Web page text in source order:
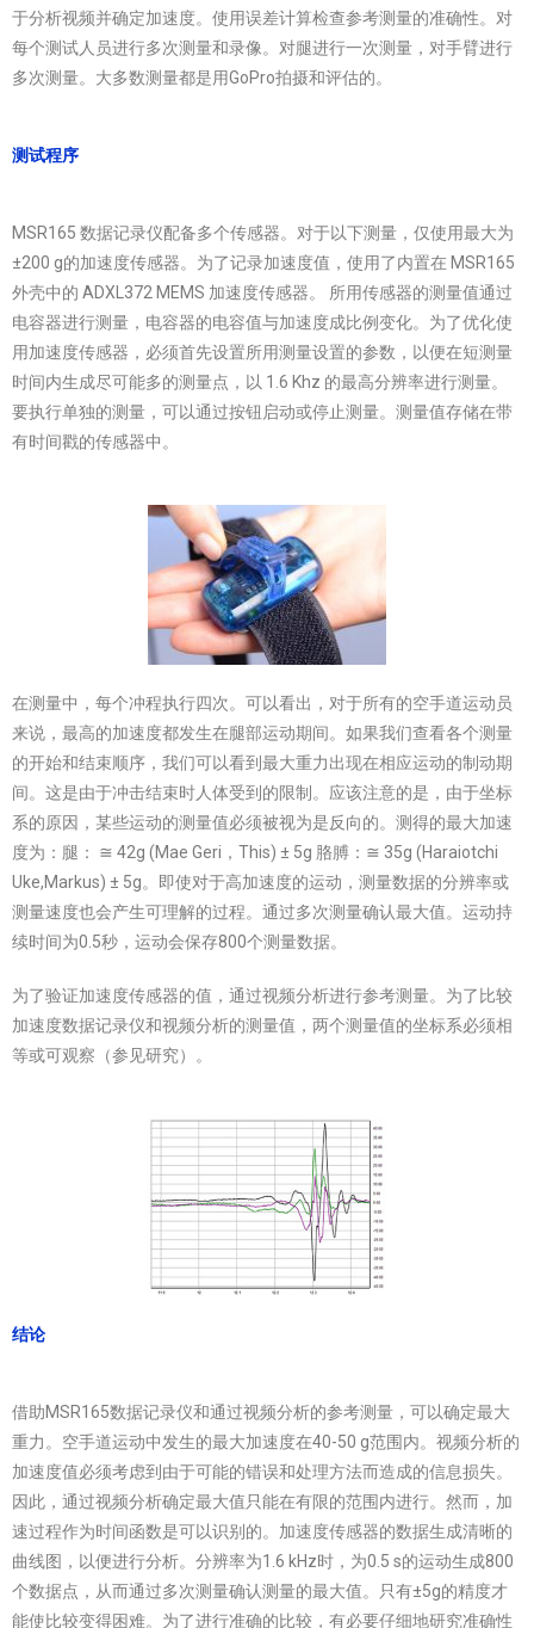
于分析视频并确定加速度。使用误差计算检查参考测量的准确性。对
每个测试人员进行多次测量和录像。对腿进行一次测量，对手臂进行
多次测量。大多数测量都是用GoPro拍摄和评估的。
测试程序
MSR165 数据记录仪配备多个传感器。对于以下测量，仅使用最大为
±200 g的加速度传感器。为了记录加速度值，使用了内置在 MSR165
外壳中的 ADXL372 MEMS 加速度传感器。 所用传感器的测量值通过
电容器进行测量，电容器的电容值与加速度成比例变化。为了优化使
用加速度传感器，必须首先设置所用测量设置的参数，以便在短测量
时间内生成尽可能多的测量点，以 1.6 Khz 的最高分辨率进行测量。
要执行单独的测量，可以通过按钮启动或停止测量。测量值存储在带
有时间戳的传感器中。
在测量中，每个冲程执行四次。可以看出，对于所有的空手道运动员
来说，最高的加速度都发生在腿部运动期间。如果我们查看各个测量
的开始和结束顺序，我们可以看到最大重力出现在相应运动的制动期
间。这是由于冲击结束时人体受到的限制。应该注意的是，由于坐标
系的原因，某些运动的测量值必须被视为是反向的。测得的最大加速
度为：腿： ≅ 42g (Mae Geri，This) ± 5g 胳膊：≅ 35g (Haraiotchi
Uke,Markus) ± 5g。即使对于高加速度的运动，测量数据的分辨率或
测量速度也会产生可理解的过程。通过多次测量确认最大值。运动持
续时间为0.5秒，运动会保存800个测量数据。
为了验证加速度传感器的值，通过视频分析进行参考测量。为了比较
加速度数据记录仪和视频分析的测量值，两个测量值的坐标系必须相
等或可观察（参见研究）。
结论
借助MSR165数据记录仪和通过视频分析的参考测量，可以确定最大
重力。空手道运动中发生的最大加速度在40-50 g范围内。视频分析的
加速度值必须考虑到由于可能的错误和处理方法而造成的信息损失。
因此，通过视频分析确定最大值只能在有限的范围内进行。然而，加
速过程作为时间函数是可以识别的。加速度传感器的数据生成清晰的
曲线图，以便进行分析。分辨率为1.6 kHz时，为0.5 s的运动生成800
个数据点，从而通过多次测量确认测量的最大值。只有±5g的精度才
能使比较变得困难。为了进行准确的比较，有必要仔细地研究准确性